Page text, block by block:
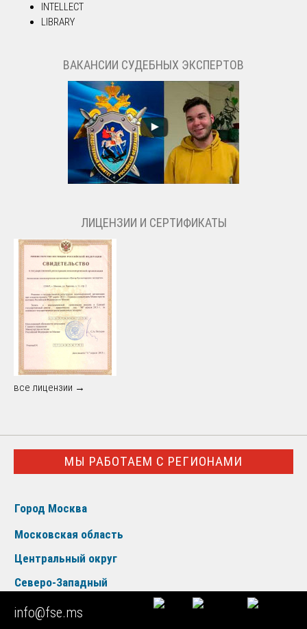
INTELLECT
LIBRARY
ВАКАНСИИ СУДЕБНЫХ ЭКСПЕРТОВ
ЛИЦЕНЗИИ И СЕРТИФИКАТЫ
все лицензии →
МЫ РАБОТАЕМ С РЕГИОНАМИ
Город Москва
Московская область
Центральный округ
Северо-Западный
Южный округ
info@fse.ms